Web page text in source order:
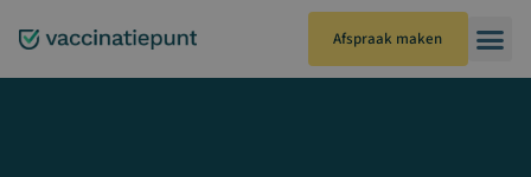
naar
Afspraak maken